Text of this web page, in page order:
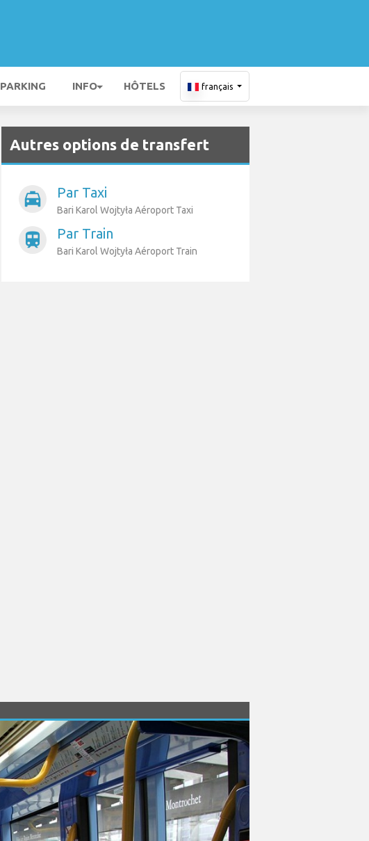
PARKING INFO HÔTELS français
Autres options de transfert
local_taxi Par Taxi
Bari Karol Wojtyła Aéroport Taxi
train Par Train
Bari Karol Wojtyła Aéroport Train